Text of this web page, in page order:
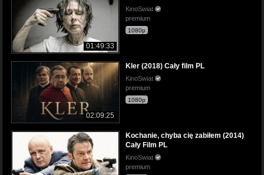
01:49:33
KinoSwiat
premium
1080p
02:09:25
Kler (2018) Cały film PL
KinoSwiat
premium
1080p
Kochanie, chyba cię zabiłem (2014)
Cały Film PL
KinoSwiat
premium